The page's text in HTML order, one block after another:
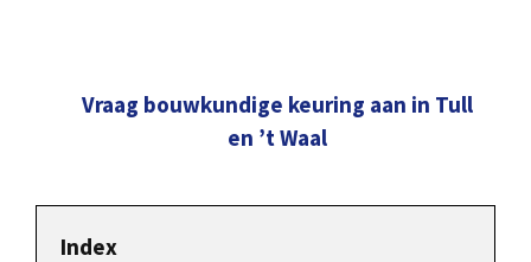
Vraag bouwkundige keuring aan in Tull
en ’t Waal
Index